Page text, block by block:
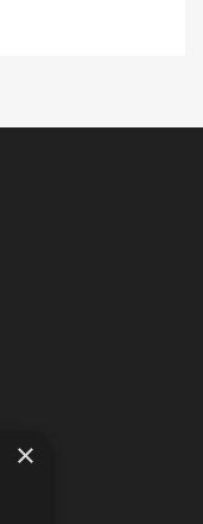
×